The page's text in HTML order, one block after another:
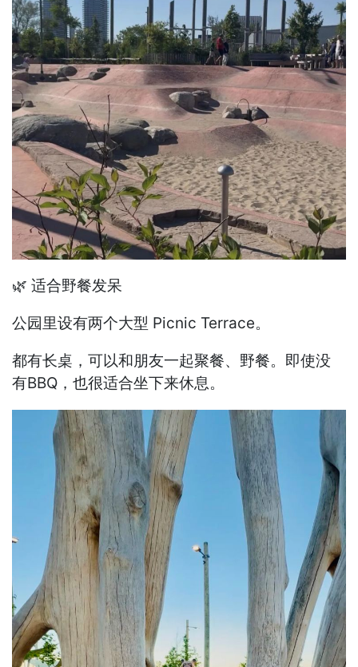
🌿 适合野餐发呆
公园里设有两个大型 Picnic Terrace。
都有长桌，可以和朋友一起聚餐、野餐。即使没
有BBQ，也很适合坐下来休息。